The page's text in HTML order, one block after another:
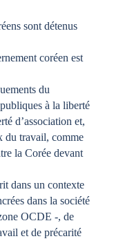
sont détenus
coréen est
du
à la liberté
d’association et,
du travail, comme
la Corée devant
dans un contexte
dans la société
OCDE -, de
et de précarité